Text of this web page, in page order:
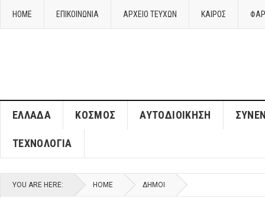
HOME ΕΠΙΚΟΙΝΩΝΙΑ ΑΡΧΕΙΟ ΤΕΥΧΩΝ ΚΑΙΡΌΣ
ΈΛΛΑΔΑ ΚΌΣΜΟΣ ΑΥΤΟΔΙΟΊΚΗΣΗ
ΤΕΧΝΟΛΟΓΊΑ
YOU ARE HERE: HOME ΔΉΜΟΙ